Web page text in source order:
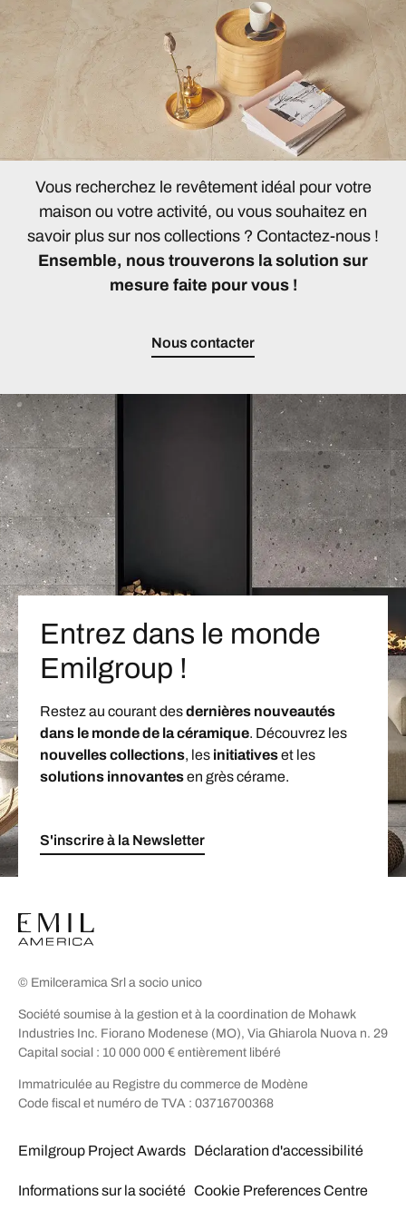
Vous recherchez le revêtement idéal pour votre
maison ou votre activité, ou vous souhaitez en
savoir plus sur nos collections ? Contactez-nous !
Ensemble, nous trouverons la solution sur
mesure faite pour vous !
Nous contacter
Entrez dans le monde
Emilgroup !
Restez au courant desdernières nouveautés
dans le monde de la céramique. Découvrez les
nouvelles collections, les initiativeset les
solutions innovantesen grès cérame.
S'inscrire à la Newsletter
© Emilceramica Srl a socio unico
Société soumise à la gestion et à la coordination de Mohawk
Industries Inc. Fiorano Modenese (MO), Via Ghiarola Nuova n. 29
Capital social : 10 000 000 € entièrement libéré
Immatriculée au Registre du commerce de Modène
Code fiscal et numéro de TVA : 03716700368
Emilgroup Project Awards
Informations sur la société
Déclaration d'accessibilité
Cookie Preferences Centre